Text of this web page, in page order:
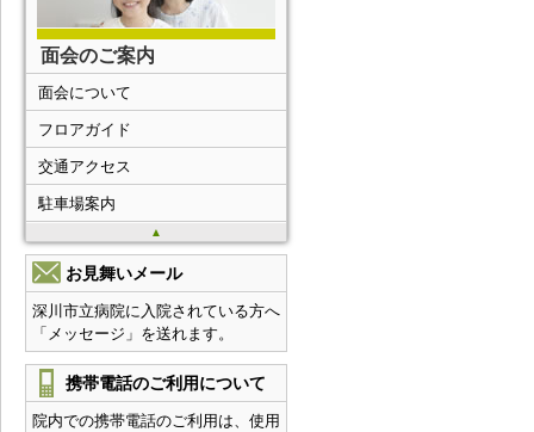
面会のご案内
▲
面会について
フロアガイド
交通アクセス
駐車場案内
お見舞いメール
深川市立病院に入院されている方へ
「メッセージ」を送れます。
携帯電話のご利用について
院内での携帯電話のご利用は、使用